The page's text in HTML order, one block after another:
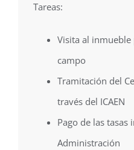
Tareas:
Visita al
campo
Tramitación del
través del ICAEN
Pago de las tasas
Administración